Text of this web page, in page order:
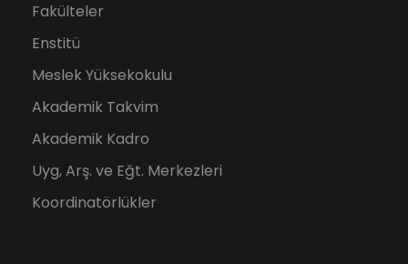
Fakülteler
Enstitü
Meslek Yüksekokulu
Akademik Takvim
Akademik Kadro
Uyg, Arş. ve Eğt. Merkezleri
Koordinatörlükler